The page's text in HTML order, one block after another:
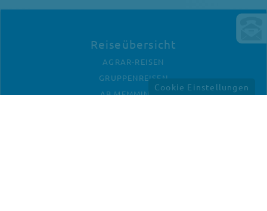
Reiseübersicht
AGRAR-REISEN
GRUPPENREISEN
AB MEMMINGEN
Cookie Einstellungen